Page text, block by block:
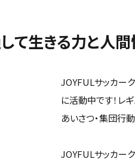
て生きる力と人間
JOYFULサッカー
に活動中です！レ
あいさつ・集団行
JOYFULサッカー